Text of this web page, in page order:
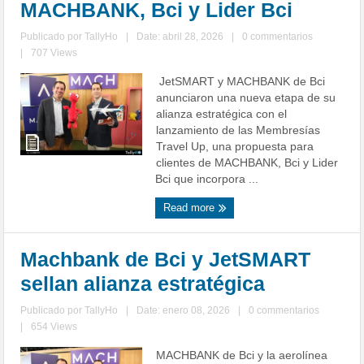
MACHBANK, Bci y Lider Bci
Publicado porTallyHo Date: abril 28, 2026
0 commentarios
707 Views
JetSMART y MACHBANK de Bci
anunciaron una nueva etapa de su
alianza estratégica con el
lanzamiento de las Membresías
Travel Up, una propuesta para
clientes de MACHBANK, Bci y Lider
Bci que incorpora ...
Read more
Machbank de Bci y JetSMART
sellan alianza estratégica
Publicado porTallyHo Date: enero 08, 2026
0 commentarios
654 Views
MACHBANK de Bci y la aerolínea